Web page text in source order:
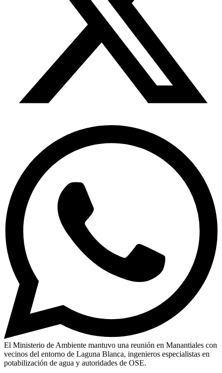
El Ministerio de Ambiente mantuvo una reunión en Manantiales con
vecinos del entorno de Laguna Blanca, ingenieros especialistas en
potabilización de agua y autoridades de OSE.